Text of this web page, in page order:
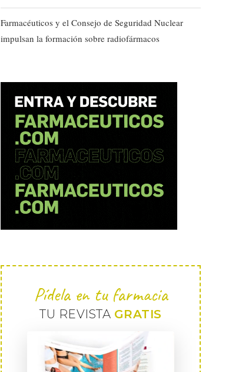
Farmacéuticos y el Consejo de Seguridad Nuclear
impulsan la formación sobre radiofármacos
Pídela en tu farmacia
TU REVISTA GRATIS